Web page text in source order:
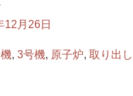
12月26日
, 3号機, 原子炉, 取り出し